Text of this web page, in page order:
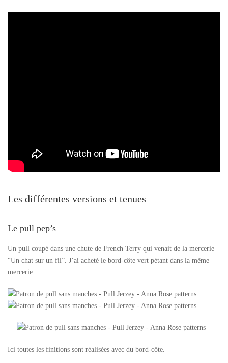
Les différentes versions et tenues
Le pull pep’s
Un pull coupé dans une chute de French Terry qui venait de la mercerie
“Un chat sur un fil”. J’ai acheté le bord-côte vert pétant dans la même
mercerie.
Ici toutes les finitions sont réalisées avec du bord-côte.